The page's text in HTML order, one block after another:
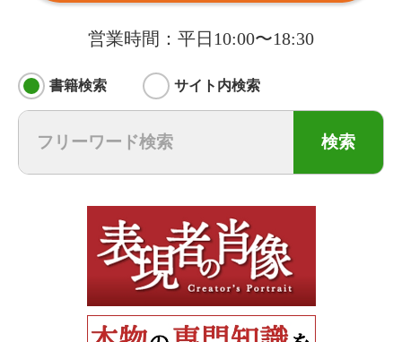
営業時間：平日10:00〜18:30
書籍検索 サイト内検索
検索